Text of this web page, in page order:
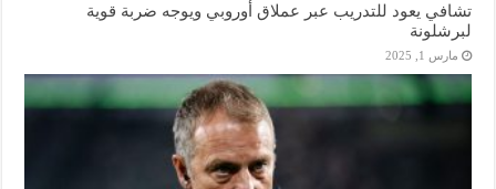
تشافي يعود للتدريب عبر عملاق أوروبي ويوجه ضربة قوية
لبرشلونة
مارس 1, 2025